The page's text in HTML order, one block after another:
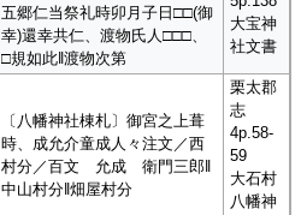
五郷仁当祭礼時卯月子日□□(御
幸)還幸共仁、渡物氏人□□□、
□規如此‖渡物次第
大宝神
社文書
〔八幡神社棟札〕御宮之上葺
時、成允介童成人々注文／西
村分／百文 允成 衛門三郎‖
中山村分‖畑屋村分
栗太郡
志
4p.58-
59
大石村
八幡神